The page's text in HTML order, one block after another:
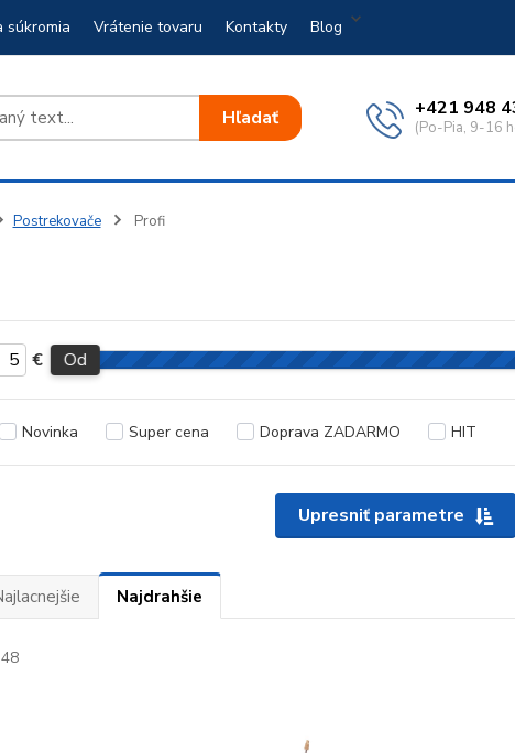
súkromia Vrátenie tovaru Kontakty Blog
Hľadať +421 948
(Po-Pia, 9-16
Postrekovače Profi
Upresniť parametre
€ Od
Novinka Super cena Doprava ZADARMO HIT
Najdrahšie